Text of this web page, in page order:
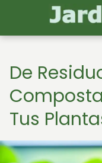
De
Tus